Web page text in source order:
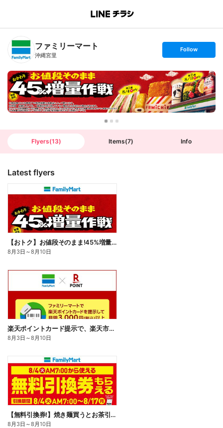
B
n
T
ファミリーマート
沖縄宮里
s
t
o
l
l
o
w
Follow
Flyers(13) Items(7) Info
Latest flyers
【おトク】お値段そのまま!45%増量作戦!
8月3日 ～8月10日
楽天ポイントカード提示で、楽天市場でのお買い物がおトクに!
8月3日 ～8月10日
【無料引換券!】焼き麺買うとお茶引換券貰える!
8月3日 ～8月10日